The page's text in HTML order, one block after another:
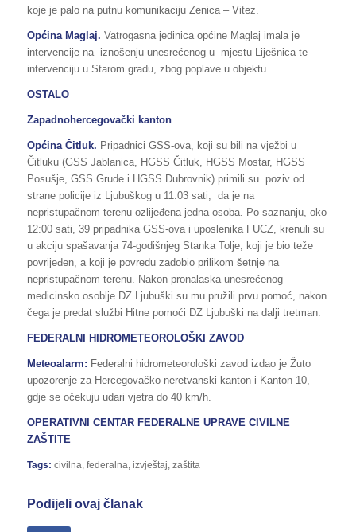
koje je palo na putnu komunikaciju Zenica – Vitez.
Općina Maglaj. Vatrogasna jedinica općine Maglaj imala je
intervencije na iznošenju unesrećenog u mjestu Liješnica te
intervenciju u Starom gradu, zbog poplave u objektu.
OSTALO
Zapadnohercegovački kanton
Općina Čitluk. Pripadnici GSS-ova, koji su bili na vježbi u
Čitluku (GSS Jablanica, HGSS Čitluk, HGSS Mostar, HGSS
Posušje, GSS Grude i HGSS Dubrovnik) primili su poziv od
strane policije iz Ljubuškog u 11:03 sati, da je na
nepristupačnom terenu ozlijeđena jedna osoba. Po saznanju, oko
12:00 sati, 39 pripadnika GSS-ova i uposlenika FUCZ, krenuli su
u akciju spašavanja 74-godišnjeg Stanka Tolje, koji je bio teže
povrijeđen, a koji je povredu zadobio prilikom šetnje na
nepristupačnom terenu. Nakon pronalaska unesrećenog
medicinsko osoblje DZ Ljubuški su mu pružili prvu pomoć, nakon
čega je predat službi Hitne pomoći DZ Ljubuški na dalji tretman.
FEDERALNI HIDROMETEOROLOŠKI ZAVOD
Meteoalarm: Federalni hidrometeorološki zavod izdao je Žuto
upozorenje za Hercegovačko-neretvanski kanton i Kanton 10,
gdje se očekuju udari vjetra do 40 km/h.
OPERATIVNI CENTAR FEDERALNE UPRAVE CIVILNE
ZAŠTITE
Tags: civilna federalna izvještaj zaštita
Podijeli ovaj članak